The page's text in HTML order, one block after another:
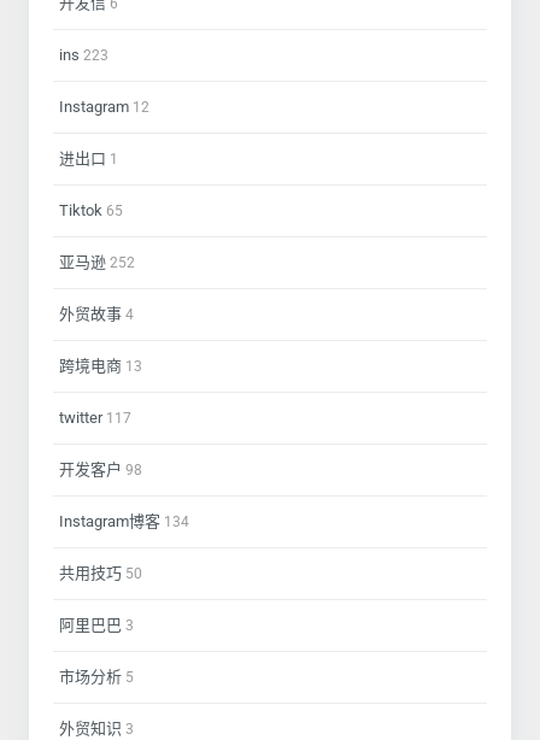
6
ins 223
Instagram 12
进出口 1
Tiktok 65
亚马逊 252
外贸故事 4
跨境电商 13
twitter117
开发客户 98
Instagram博客 134
共用技巧 50
阿里巴巴 3
市场分析 5
外贸知识 3